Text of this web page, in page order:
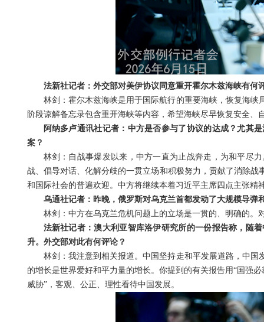
法新社记者：外交部对美伊协议同意重开霍尔木兹海峡有何
林剑：霍尔木兹海峡是用于国际航行的重要海峡，恢复海
阶段谅解备忘录包含重开海峡等内容，希望海峡尽早恢复安全
阿纳多卢通讯社记者：中方是否参与了协议的达成？尤其
案？
林剑：自战事爆发以来，中方一直为止战奔走，为和平尽
战、倡导对话、化解分歧的一贯立场和积极努力，贡献了消除
和国际社会的普遍欢迎。中方将继续本着习近平主席四点主张
乌通社记者：昨晚，俄罗斯对乌克兰首都发动了大规模导
林剑：中方在乌克兰危机问题上的立场是一贯的、明确的。
法新社记者：澳大利亚智库洛伊研究所的一份报告称，随
升。外交部对此有何评论？
林剑：我注意到相关报道。中国坚持走和平发展道路，中
的增长是世界爱好和平力量的增长。你提到的有关报告用“国强
威胁”，客观、公正、理性看待中国发展。